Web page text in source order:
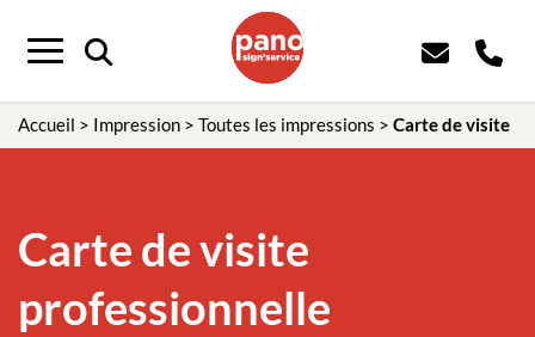
Menu
Accueil > Impression > Toutes les impressions > Carte de visite
Carte de visite
professionnelle
Panneau de gestion des cookies